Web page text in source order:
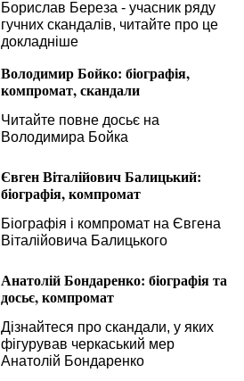
Борислав Береза - учасник ряду
гучних скандалів, читайте про це
докладніше
Володимир Бойко: біографія,
компромат, скандали
Читайте повне досьє на
Володимира Бойка
Євген Віталійович Балицький:
біографія, компромат
Біографія і компромат на Євгена
Віталійовича Балицького
Анатолій Бондаренко: біографія та
досьє, компромат
Дізнайтеся про скандали, у яких
фігурував черкаський мер
Анатолій Бондаренко